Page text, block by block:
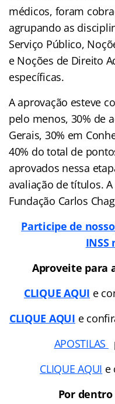
médicos, foram
agrupando as
Serviço Público,
e Noções de Direito
específicas.
A aprovação esteve
pelo menos, 30% de
Gerais, 30% em
40% do total de
aprovados nessa
avaliação de títulos.
Fundação Carlos
Participe de
INSS
Aproveite para
CLIQUE AQUI e
CLIQUE AQUI e
APOSTILAS
CLIQUE AQUI e
Por